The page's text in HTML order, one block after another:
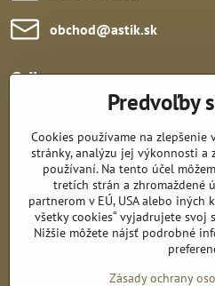
obchod​@astik​.sk
Odkazy:
Sledujte nás:
Všetko k nákupu:
Predvoľby
Cookies používame na zlepšenie
stránky, analýzu jej výkonnosti a
používaní. Na tento účel
tretích strán a zhromaždené
partnerom v EÚ, USA alebo
všetky cookies“ vyjadrujete svoj
Nižšie môžete nájsť podrobné
Zásady ochrany